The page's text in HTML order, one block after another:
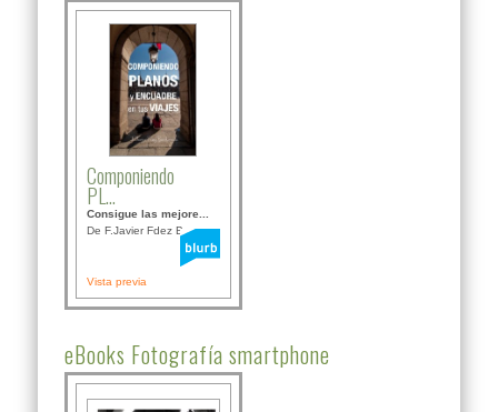
Componiendo
PL...
Consigue las mejore...
De F.Javier Fdez Bor...
Vista previa
eBooks Fotografía smartphone